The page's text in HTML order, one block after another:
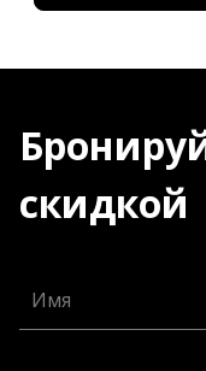
скидкой
Имя